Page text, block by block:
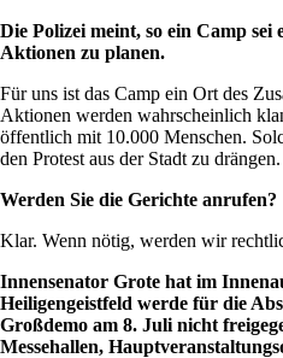
Die Polizei meint, so ein Camp
Aktionen zu planen.
Für uns ist das Camp ein Ort des
Aktionen werden wahrscheinlich
öffentlich mit 10.000 Menschen.
den Protest aus der Stadt zu drängen.
Werden Sie die Gerichte anrufen?
Klar. Wenn nötig, werden wir
Innensenator Grote hat im
Heiligengeistfeld werde für die
Großdemo am 8. Juli nicht
Messehallen,